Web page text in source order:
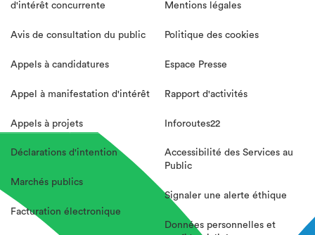
d'intérêt concurrente
Avis de consultation du public
Appels à candidatures
Appel à manifestation d'intérêt
Appels à projets
Déclarations d'intention
Marchés publics
Facturation électronique
Mentions légales
Politique des cookies
Espace Presse
Rapport d'activités
Inforoutes22
Accessibilité des Services au
Public
Signaler une alerte éthique
Données personnelles et